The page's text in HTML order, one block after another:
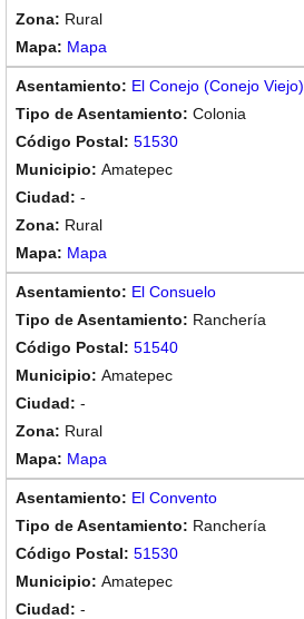
Rural
Mapa
El Conejo (Conejo Viejo)
Colonia
51530
Amatepec
-
Rural
Mapa
El Consuelo
Ranchería
51540
Amatepec
-
Rural
Mapa
El Convento
Ranchería
51530
Amatepec
-